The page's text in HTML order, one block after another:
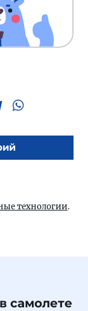
технологии.
самолете